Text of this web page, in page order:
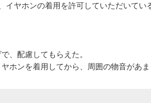
イヤホンの着用を許可していただいてい
、配慮してもらえた。
ホンを着用してから、周囲の物音があ